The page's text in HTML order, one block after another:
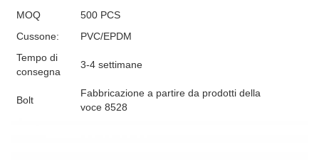
MOQ
500 PCS
Cussone:
PVC/EPDM
Tempo di
consegna
3-4 settimane
Bolt
Fabbricazione a partire da prodotti della
voce 8528